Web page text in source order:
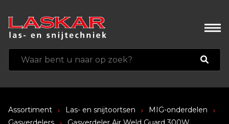
Assortiment Las- en snijtoortsen
MIG-onderdelen